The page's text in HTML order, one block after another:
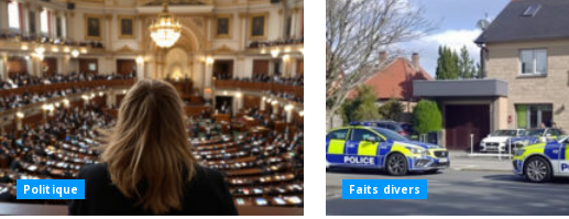
Politique Faits divers